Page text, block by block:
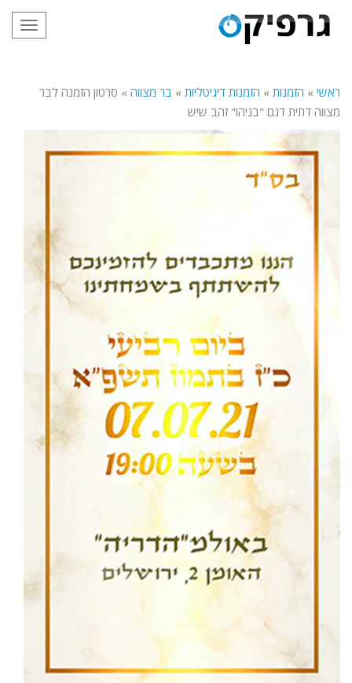
ראשי » הזמנות » הזמנות דיגיטליות » בר מצווה » סרטון הזמנה לבר
מצווה דתית דגם "בניהו" זהב שיש